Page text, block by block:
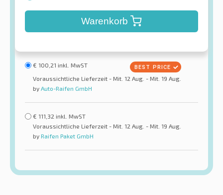
Warenkorb
€ 100,21 inkl. MwST
Voraussichtliche Lieferzeit - Mit. 12 Aug. - Mit. 19 Aug.
by Auto-Raifen GmbH
€ 111,32 inkl. MwST
Voraussichtliche Lieferzeit - Mit. 12 Aug. - Mit. 19 Aug.
by Raifen Paket GmbH